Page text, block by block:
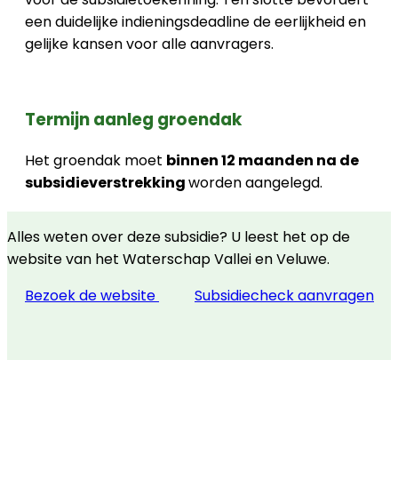
een duidelijke indieningsdeadline de eerlijkheid en
gelijke kansen voor alle aanvragers.
Termijn aanleg groendak
Het groendak moet binnen 12 maanden na de
subsidieverstrekkingworden aangelegd.
Alles weten over deze subsidie? U leest het op de
website van het Waterschap Vallei en Veluwe.
Bezoek de website
Subsidiecheck aanvragen